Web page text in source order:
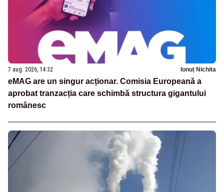
7 aug. 2026, 14:32 Ionuț Nichita
eMAG are un singur acționar. Comisia Europeană a
aprobat tranzacția care schimbă structura gigantului
românesc